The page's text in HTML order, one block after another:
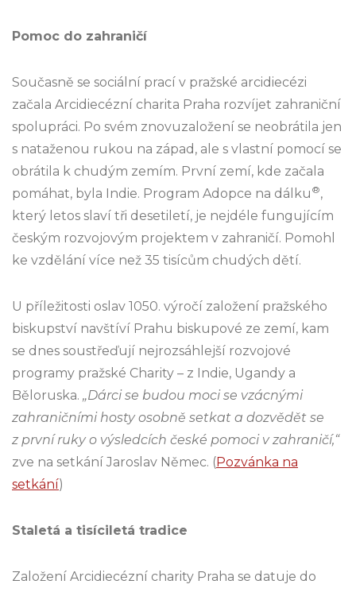
Pomoc do zahraničí
Současně se sociální prací v pražské arcidiecézi
začala Arcidiecézní charita Praha rozvíjet zahraniční
spolupráci. Po svém znovuzaložení se neobrátila jen
s nataženou rukou na západ, ale s vlastní pomocí se
obrátila k chudým zemím. První zemí, kde začala
pomáhat, byla Indie. Program Adopce na dálku ®,
který letos slaví tři desetiletí, je nejdéle fungujícím
českým rozvojovým projektem v zahraničí. Pomohl
ke vzdělání více než 35 tisícům chudých dětí.
U příležitosti oslav 1050. výročí založení pražského
biskupství navštíví Prahu biskupové ze zemí, kam
se dnes soustřeďují nejrozsáhlejší rozvojové
programy pražské Charity – z Indie, Ugandy a
Běloruska. „Dárci se budou moci se vzácnými
zahraničními hosty osobně setkat a dozvědět se
z první ruky o výsledcích české pomoci v zahraničí,“
zve na setkání Jaroslav Němec. (Pozvánka na
setkání)
Staletá a tisíciletá tradice
Založení Arcidiecézní charity Praha se datuje do